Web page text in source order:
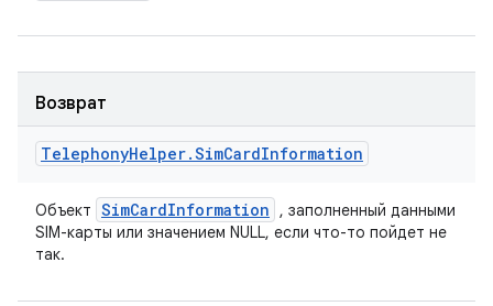
Возврат
TelephonyHelper.SimCardInformation
Объект SimCardInformation
, заполненный данными
SIM-карты или значением NULL, если что-то пойдет не
так.